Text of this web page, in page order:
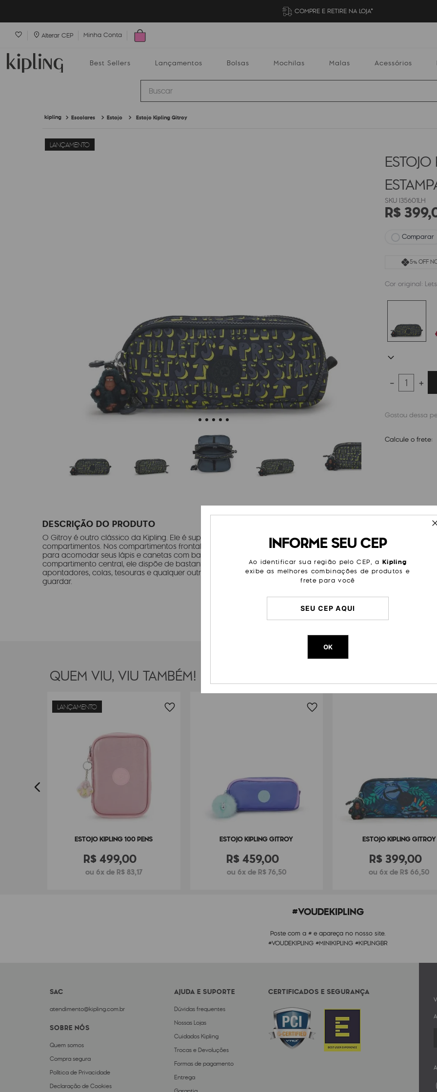
COMPRE E RETIRE NA LOJA*
Alterar CEP Minha Conta
Best Sellers Lançamentos Bolsas Mochilas Malas Acessórios
Buscar
Escolares Estojo Estojo Kipling Gitroy
LANÇAMENTO
I35601LH
R$399,
Comparar
5% OFF
Cor original:
＋
－
Calcule o frete:
DESCRIÇÃO DO PRODUTO
O Gitroy é outro clássico da Kipling. Ele é super espaçoso, e contém três
compartimentos. Nos compartimentos frontal e traseiro, ele possui 24 elásticos
para acomodar seus lápis e canetas com bastante segurança. Em seu
compartimento central, ele dispõe de bastante espaço para borrachas,
apontadores, colas, tesouras e qualquer outro material que você precise
guardar.
Cor
Modelo
Categoria
Peso
QUEM VIU, VIU TAMBÉM!
LANÇAMENTO
ESTOJO KIPLING 100 PENS
R$ 499,00
ou 6x de R$ 83,17
ESTOJO KIPLING GITROY
R$ 459,00
ou 6x de R$ 76,50
ESTOJO KIPLING GITROY
R$399,00
ou 6x de R$ 66,50
#VOUDEKIPLING
Poste com a # e apareça no nosso site.
#VOUDEKIPLING #MINIKIPLING #KIPLINGBR
SAC
atendimento@kipling.com.br
SOBRE NÓS
Quem somos
Compra segura
Política de Privacidade
Declaração de Cookies
AJUDA E SUPORTE
Dúvidas frequentes
Nossas Lojas
Cuidados Kipling
Trocas e Devoluções
Formas de pagamento
Entrega
CERTIFICADOS E SEGURANÇA
INFORME SEU CEP
Ao identificar sua região pelo CEP, a Kipling
exibe as melhores combinações de produtos e
frete para você
OK